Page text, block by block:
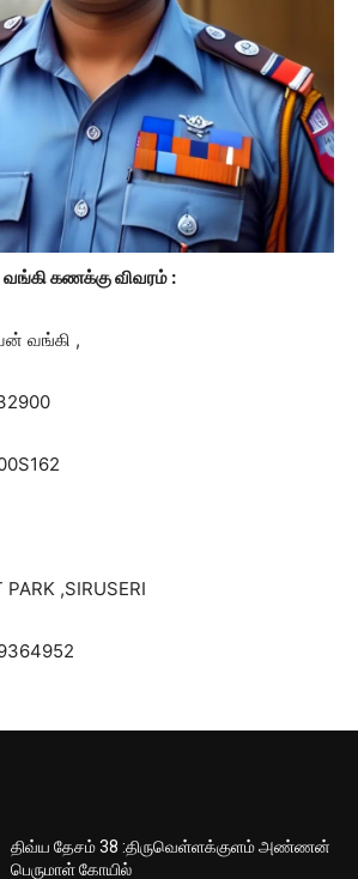
வங்கி கணக்கு விவரம் :
வங்கி ,
,SIRUSERI
திவ்ய தேசம் 38 :திருவெள்ளக்குளம் அண்ணன்
பெருமாள் கோயில்